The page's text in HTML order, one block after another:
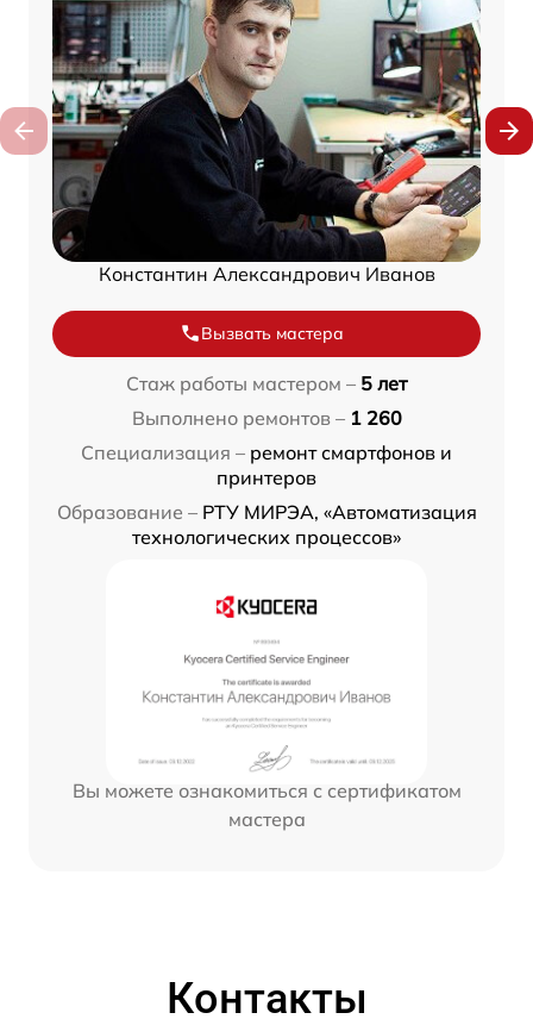
Константин Александрович Иванов
Вызвать мастера
Стаж работы мастером – 5 лет
Выполнено ремонтов – 1 260
Специализация – ремонт смартфонов и
принтеров
Образование – РТУ МИРЭА, «Автоматизация
технологических процессов»
Вы можете ознакомиться с сертификатом
мастера
Контакты